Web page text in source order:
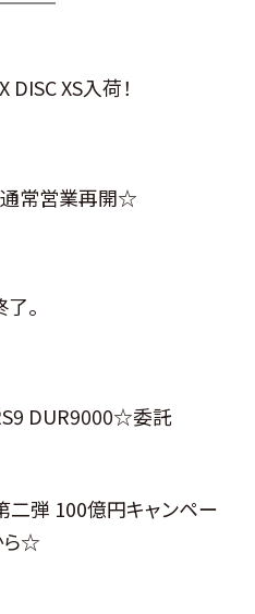
DISC XS入荷！
通常営業再開☆
。
DUR9000☆委託
弾 100億円キャンペー
☆